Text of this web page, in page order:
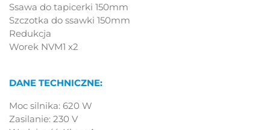
Ssawa do tapicerki 150mm
Szczotka do ssawki 150mm
Redukcja
Worek NVM1 x2
DANE TECHNICZNE:
Moc silnika: 620 W
Zasilanie: 230 V